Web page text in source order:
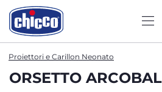
Proiettori e Carillon Neonato
ORSETTO